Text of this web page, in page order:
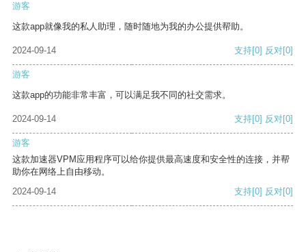
游客
这款app就像我的私人助理，随时随地为我的办公提供帮助。
2024-09-14 支持[0] 反对[0]
游客
这款app的功能非常丰富，可以满足我不同的社交需求。
2024-09-14 支持[0] 反对[0]
游客
这款加速器VPM应用程序可以给你提供最高速度和安全性的连接，并帮
助你在网络上自由移动。
2024-09-14
支持[0] 反对[0]